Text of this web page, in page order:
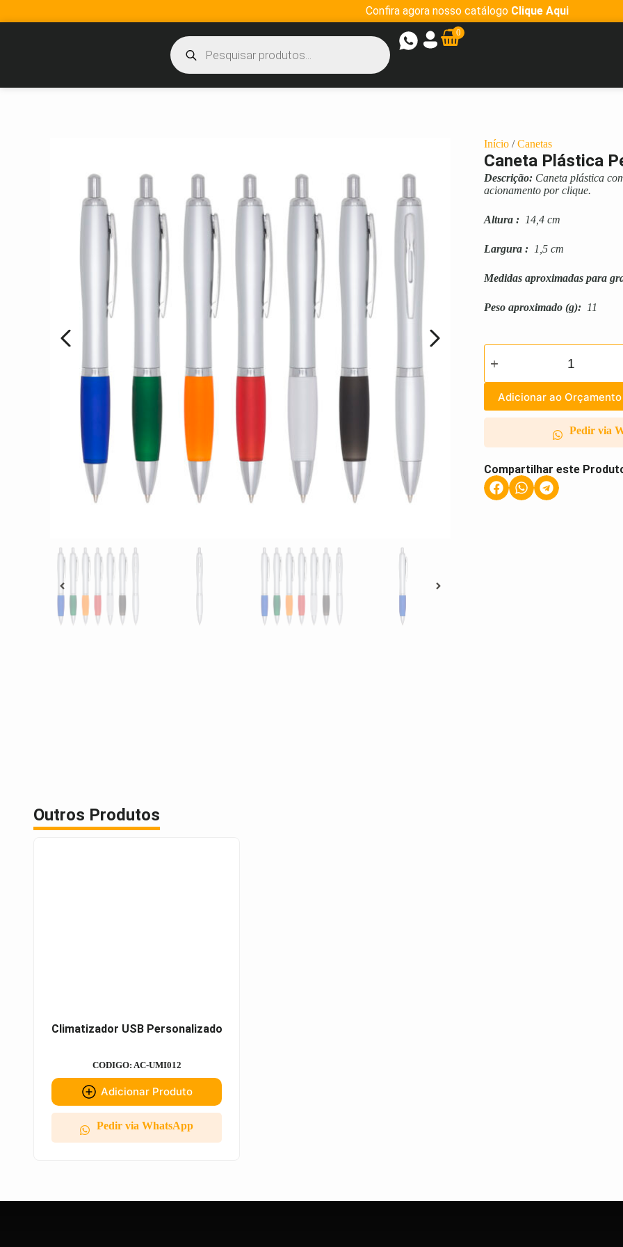
Confira agora nosso catálogo Clique Aqui
0
Início /Canetas
Caneta Plástica
Descrição: Caneta plástica
acionamento por clique.
Altura : 14,4 cm
Largura : 1,5 cm
Medidas aproximadas para
Peso aproximado (g): 11
Adicionar ao Orçamento
Pedir via
Compartilhar este
Outros Produtos
Climatizador USB Personalizado
CODIGO: AC-UMI012
Adicionar Produto
Pedir via WhatsApp